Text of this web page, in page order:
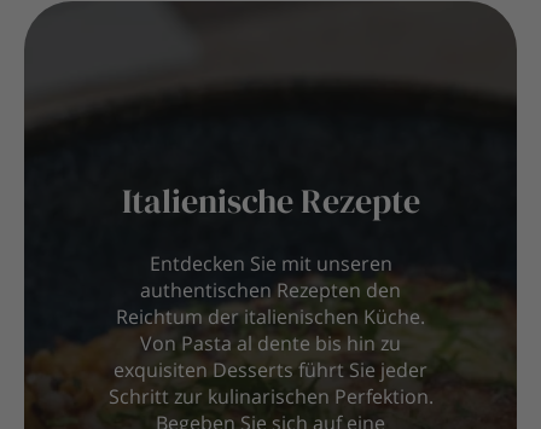
Italienische Rezepte
Entdecken Sie mit unseren
authentischen Rezepten den
Reichtum der italienischen Küche.
Von Pasta al dente bis hin zu
exquisiten Desserts führt Sie jeder
Schritt zur kulinarischen Perfektion.